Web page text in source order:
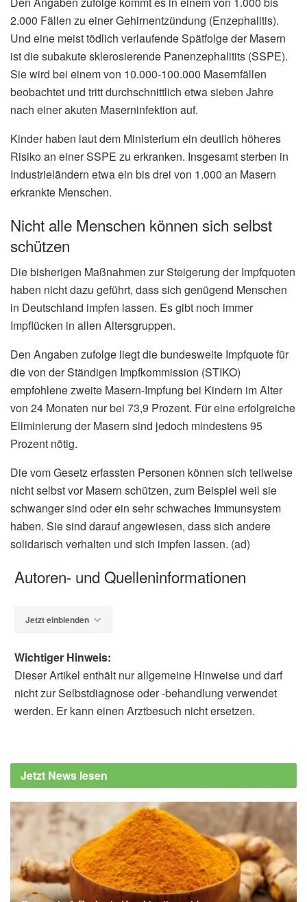
2.000 Fällen zu einer Gehirnentzündung (Enzephalitis).
Und eine meist tödlich verlaufende Spätfolge der Masern
ist die subakute sklerosierende Panenzephalitits (SSPE).
Sie wird bei einem von 10.000-100.000 Masernfällen
beobachtet und tritt durchschnittlich etwa sieben Jahre
nach einer akuten Maserninfektion auf.
Kinder haben laut dem Ministerium ein deutlich höheres
Risiko an einer SSPE zu erkranken. Insgesamt sterben in
Industrieländern etwa ein bis drei von 1.000 an Masern
erkrankte Menschen.
Nicht alle Menschen können sich selbst
schützen
Die bisherigen Maßnahmen zur Steigerung der Impfquoten
haben nicht dazu geführt, dass sich genügend Menschen
in Deutschland impfen lassen. Es gibt noch immer
Impflücken in allen Altersgruppen.
Den Angaben zufolge liegt die bundesweite Impfquote für
die von der Ständigen Impfkommission (STIKO)
empfohlene zweite Masern-Impfung bei Kindern im Alter
von 24 Monaten nur bei 73,9 Prozent. Für eine erfolgreiche
Eliminierung der Masern sind jedoch mindestens 95
Prozent nötig.
Die vom Gesetz erfassten Personen können sich teilweise
nicht selbst vor Masern schützen, zum Beispiel weil sie
schwanger sind oder ein sehr schwaches Immunsystem
haben. Sie sind darauf angewiesen, dass sich andere
solidarisch verhalten und sich impfen lassen. (ad)
Autoren- und Quelleninformationen
Jetzt einblenden
Tagesordnungspunkte der 984. Sitzung am
20.12.2019, (Abruf: 22.12.2019),
Bundesministerium für Gesundheit: Warum
brauchen wir eine gesetzliche Impfpflicht
gegen Masern?, (Abruf: 22.12.2019),
Bundesministerium für Gesundheit
Wichtiger Hinweis:
Dieser Artikel enthält nur allgemeine Hinweise und darf
nicht zur Selbstdiagnose oder -behandlung verwendet
werden. Er kann einen Arztbesuch nicht ersetzen.
Jetzt News lesen